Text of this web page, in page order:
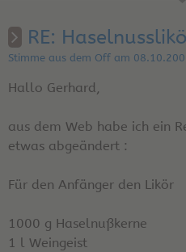
RE:
Stimme aus dem Off am
Hallo Gerhard,
aus dem Web habe ich ein
etwas abgeändert :
Für den Anfänger den Likör
1000 g Haselnußkerne
1 l Weingeist